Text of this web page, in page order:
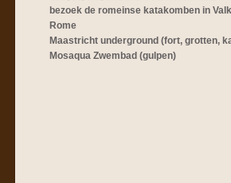
bezoek de romeinse katakomben in
Rome
Maastricht underground (fort, grotten,
Mosaqua Zwembad (gulpen)